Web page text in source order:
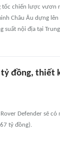
tốc chiến lược
Châu Âu dựng
nội địa tại
tỷ đồng, thiết
Defender sẽ
tỷ đồng).